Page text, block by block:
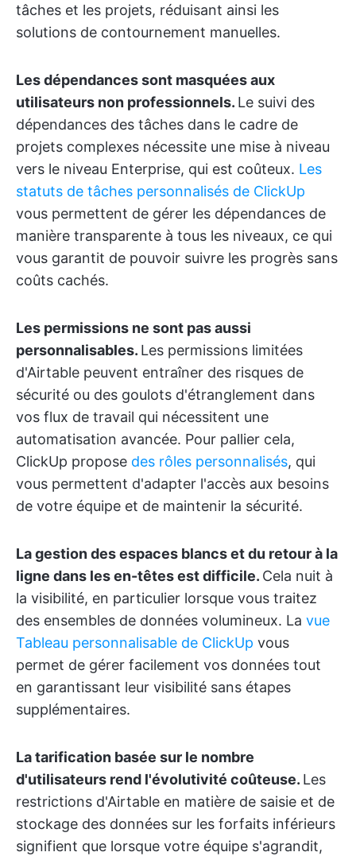
tâches et les projets, réduisant ainsi les
solutions de contournement manuelles.
Les dépendances sont masquées aux
utilisateurs non professionnels. Le suivi des
dépendances des tâches dans le cadre de
projets complexes nécessite une mise à niveau
vers le niveau Enterprise, qui est coûteux. Les
statuts de tâches personnalisés de ClickUp
vous permettent de gérer les dépendances de
manière transparente à tous les niveaux, ce qui
vous garantit de pouvoir suivre les progrès sans
coûts cachés.
Les permissions ne sont pas aussi
personnalisables. Les permissions limitées
d'Airtable peuvent entraîner des risques de
sécurité ou des goulots d'étranglement dans
vos flux de travail qui nécessitent une
automatisation avancée. Pour pallier cela,
ClickUp propose des rôles personnalisés, qui
vous permettent d'adapter l'accès aux besoins
de votre équipe et de maintenir la sécurité.
La gestion des espaces blancs et du retour à la
ligne dans les en-têtes est difficile. Cela nuit à
la visibilité, en particulier lorsque vous traitez
des ensembles de données volumineux. La vue
Tableau personnalisable de ClickUp vous
permet de gérer facilement vos données tout
en garantissant leur visibilité sans étapes
supplémentaires.
La tarification basée sur le nombre
d'utilisateurs rend l'évolutivité coûteuse. Les
restrictions d'Airtable en matière de saisie et de
stockage des données sur les forfaits inférieurs
signifient que lorsque votre équipe s'agrandit,